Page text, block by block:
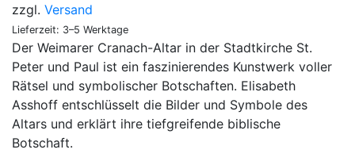
zzgl. Versand
Lieferzeit: 3–5 Werktage
Der Weimarer Cranach-Altar in der Stadtkirche St.
Peter und Paul ist ein faszinierendes Kunstwerk voller
Rätsel und symbolischer Botschaften. Elisabeth
Asshoff entschlüsselt die Bilder und Symbole des
Altars und erklärt ihre tiefgreifende biblische
Botschaft.